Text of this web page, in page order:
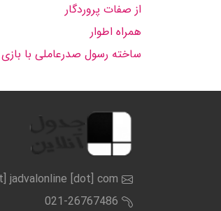
از صفات پروردگار
همراه اطوار
ساخته رسول صدرعاملی با
jadvalonline [dot] com
021-26767486